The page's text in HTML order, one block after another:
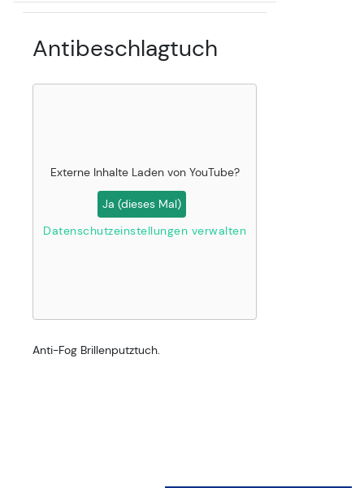
Antibeschlagtuch
Externe Inhalte Laden von YouTube?
Ja (dieses Mal)
Datenschutzeinstellungen verwalten
Anti-Fog Brillenputztuch.